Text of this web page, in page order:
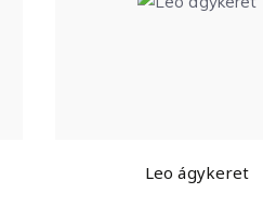
Leo ágykeret